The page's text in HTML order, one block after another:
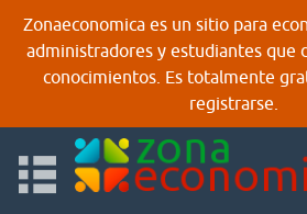
Zonaeconomica es un sitio para
administradores y estudiantes que
conocimientos. Es totalmente
registrarse.